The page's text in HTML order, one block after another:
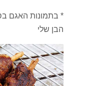
* בתמונות האגם
הבן שלי